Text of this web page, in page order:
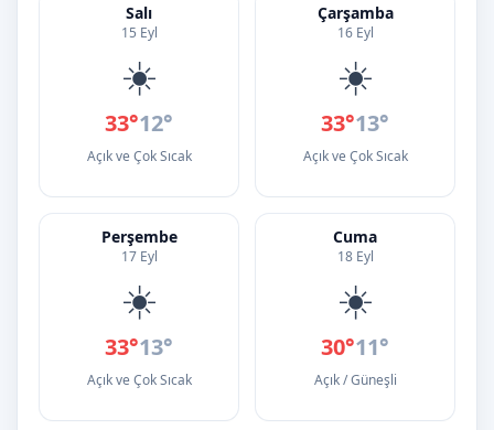
Salı
15 Eyl
☀️
33°12°
Açık ve Çok Sıcak
Çarşamba
16 Eyl
☀️
33°13°
Açık ve Çok Sıcak
Perşembe
17 Eyl
☀️
33°13°
Açık ve Çok Sıcak
Cuma
18 Eyl
☀️
30°11°
Açık / Güneşli